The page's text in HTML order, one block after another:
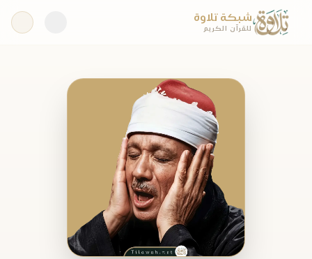
شبكة تلاوة
للقرآن الكريم